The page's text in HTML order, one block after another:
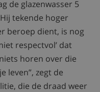
de glazenwasser 5
tekende hoger
beroep dient, is nog
respectvol’ dat
horen over die
leven”, zegt de
die de draad weer